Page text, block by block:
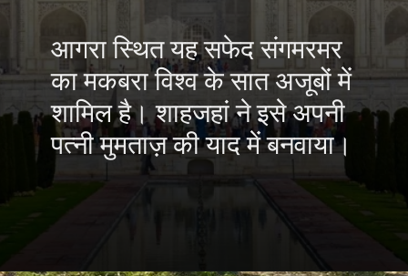
आगरा स्थित यह सफेद संगमरमर
का मकबरा विश्व के सात अजूबों में
शामिल है। शाहजहां ने इसे अपनी
पत्नी मुमताज़ की याद में बनवाया।